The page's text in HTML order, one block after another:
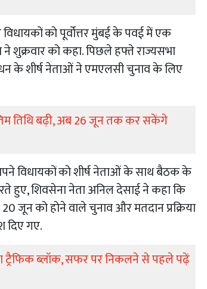
को पूर्वोत्तर मुंबई के पवई में एक
शुक्रवार को कहा. पिछले हफ्ते राज्यसभा
के शीर्ष नेताओं ने एमएलसी चुनाव के लिए
तिथि बढ़ी, अब 26 जून तक कर सकेंगे
विधायकों को शीर्ष नेताओं के साथ बैठक के
हुए, शिवसेना नेता अनिल देसाई ने कहा कि
जून को होने वाले चुनाव और मतदान प्रक्रिया
दिए गए.
ट्रैफिक ब्लॉक, सफर पर निकलने से पहले पढ़ें